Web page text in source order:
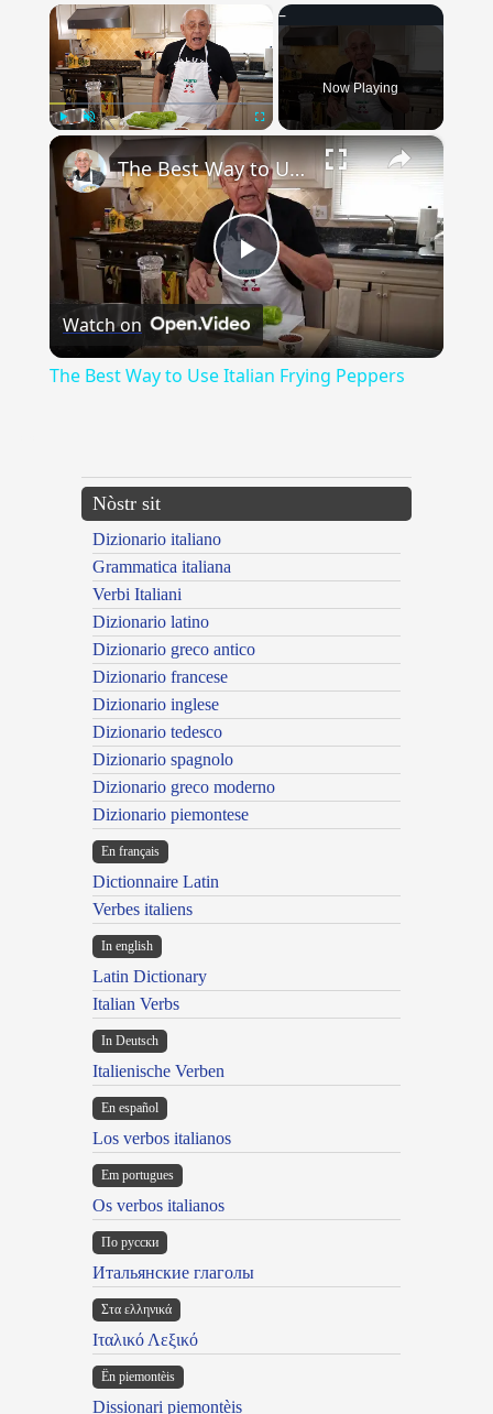
Unmute
Now Playing
×
Play
Video
The Best Way to Use Italian Frying Peppers
Watch on
The Best Way to Use Italian Frying Peppers
Nòstr sit
Dizionario italiano
Grammatica italiana
Verbi Italiani
Dizionario latino
Dizionario greco antico
Dizionario francese
Dizionario inglese
Dizionario tedesco
Dizionario spagnolo
Dizionario greco moderno
Dizionario piemontese
En français
Dictionnaire Latin
Verbes italiens
In english
Latin Dictionary
Italian Verbs
In Deutsch
Italienische Verben
En español
Los verbos italianos
Em portugues
Os verbos italianos
По русски
Итальянские глаголы
Στα ελληνικά
Ιταλικό Λεξικό
Ën piemontèis
Dissionari piemontèis